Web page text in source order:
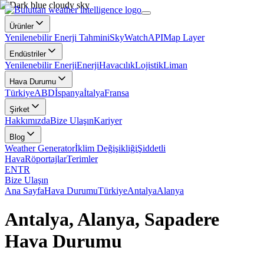
Ürünler
Yenilenebilir Enerji TahminiSkyWatchAPIMap Layer
Endüstriler
Yenilenebilir EnerjiEnerjiHavacılıkLojistikLiman
Hava Durumu
TürkiyeABDİspanyaİtalyaFransa
Şirket
HakkımızdaBize UlaşınKariyer
Blog
Weather Generatorİklim DeğişikliğiŞiddetli
HavaRöportajlarTerimler
ENTR
Bize Ulaşın
Ana SayfaHava DurumuTürkiyeAntalyaAlanya
Antalya, Alanya, Sapadere
Hava Durumu